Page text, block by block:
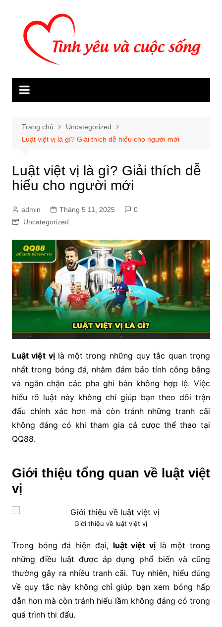
Trang chủ
Uncategorized
Luật việt vị là gì? Giải thích dễ hiểu cho người mới
Luật việt vị là gì? Giải thích dễ
hiểu cho người mới
admin Tháng 5 11, 2025
0
Uncategorized
Luật việt vịlà một trong những quy tắc quan trọng
nhất trong bóng đá, nhằm đảm bảo tính công bằng
và ngăn chặn các pha ghi bàn không hợp lệ. Việc
hiểu rõ luật này không chỉ giúp bạn theo dõi trận
đấu chính xác hơn mà còn tránh những tranh cãi
không đáng có khi tham gia cá cược thể thao tại
QQ88.
Giới thiệu tổng quan về luật việt
vị
Giới thiệu về luật việt vị
Trong bóng đá hiện đại, luật việt vịlà một trong
những điều luật được áp dụng phổ biến và cũng
thường gây ra nhiều tranh cãi. Tuy nhiên, hiểu đúng
về quy tắc này không chỉ giúp bạn xem bóng hấp
dẫn hơn mà còn tránh hiểu lầm không đáng có trong
quá trình thi đấu.